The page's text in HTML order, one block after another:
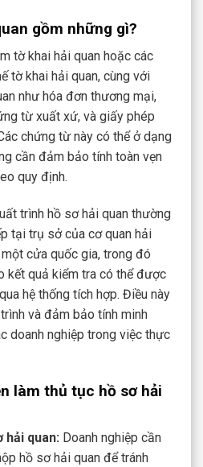
gồm những gì?
tờ khai hải quan hoặc các
tờ khai hải quan, cùng với
như hóa đơn thương mại,
từ xuất xứ, và giấy phép
chứng từ này có thể ở dạng
cần đảm bảo tính toàn vẹn
quy định.
trình hồ sơ hải quan thường
tại trụ sở của cơ quan hải
cửa quốc gia, trong đó
kết quả kiểm tra có thể được
hệ thống tích hợp. Điều này
và đảm bảo tính minh
doanh nghiệp trong việc thực
làm thủ tục hồ sơ hải
hải quan: Doanh nghiệp cần
hồ sơ hải quan để tránh